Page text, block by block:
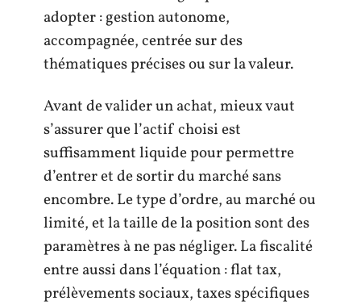
adopter : gestion autonome,
accompagnée, centrée sur des
thématiques précises ou sur la valeur.
Avant de valider un achat, mieux vaut
s’assurer que l’actif choisi est
suffisamment liquide pour permettre
d’entrer et de sortir du marché sans
encombre. Le type d’ordre, au marché ou
limité, et la taille de la position sont des
paramètres à ne pas négliger. La fiscalité
entre aussi dans l’équation : flat tax,
prélèvements sociaux, taxes spécifiques